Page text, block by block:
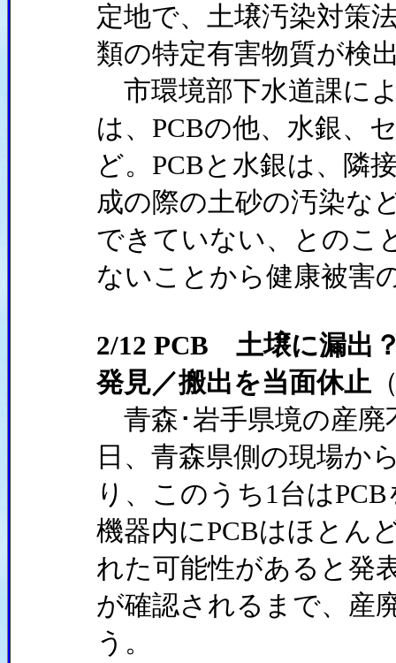
定地で、土壌汚染対策
類の特定有害物質が検
市環境部下水道課に
は、PCBの他、水銀、
ど。PCBと水銀は、隣
成の際の土砂の汚染な
できていない、とのこ
ないことから健康被害
2/12 PCB 土壌に漏出
発見／搬出を当面休止
青森･岩手県境の産廃
日、青森県側の現場か
り、このうち1台は
機器内にPCBはほとん
れた可能性があると発
が確認されるまで、産
う。